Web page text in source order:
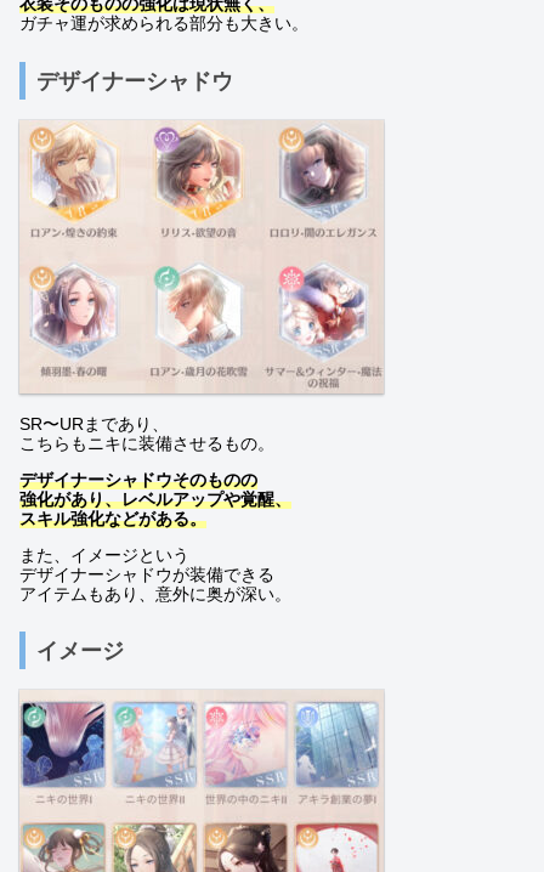
衣装そのものの強化は現状無く、
ガチャ運が求められる部分も大きい。
デザイナーシャドウ
SR〜URまであり、
こちらもニキに装備させるもの。
デザイナーシャドウそのものの
強化があり、レベルアップや覚醒、
スキル強化などがある。
また、イメージという
デザイナーシャドウが装備できる
アイテムもあり、意外に奥が深い。
イメージ